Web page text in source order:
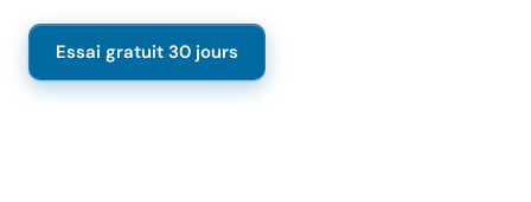
Essai gratuit 30 jours